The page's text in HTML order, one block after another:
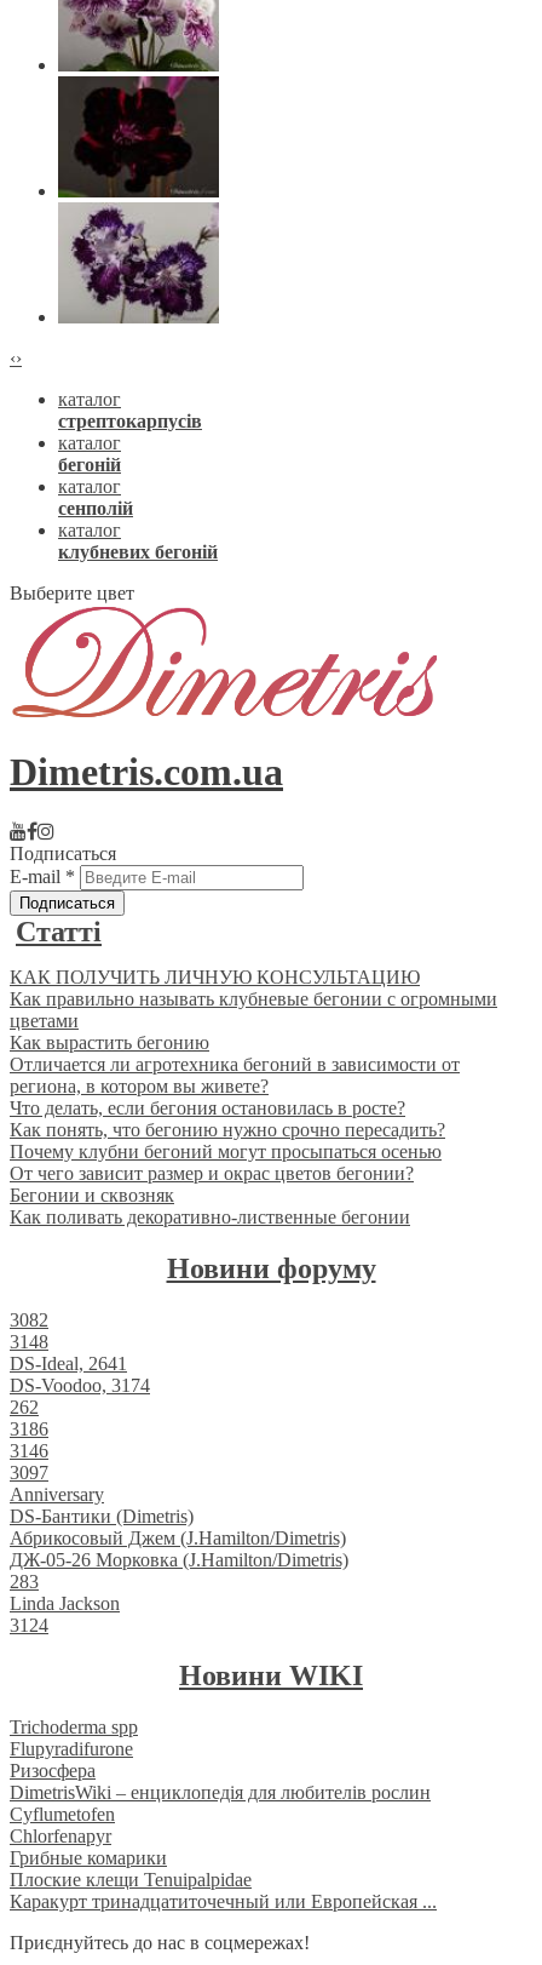
‹›
каталог
стрептокарпусів
каталог
бегоній
каталог
сенполій
каталог
клубневих бегоній
Выберите цвет
Dimetris.com.ua
Подписаться
E-mail *
Статті
КАК ПОЛУЧИТЬ ЛИЧНУЮ КОНСУЛЬТАЦИЮ
Как правильно называть клубневые бегонии с огромными
цветами
Как вырастить бегонию
Отличается ли агротехника бегоний в зависимости от
региона, в котором вы живете?
Что делать, если бегония остановилась в росте?
Как понять, что бегонию нужно срочно пересадить?
Почему клубни бегоний могут просыпаться осенью
От чего зависит размер и окрас цветов бегонии?
Бегонии и сквозняк
Как поливать декоративно-лиственные бегонии
Новини форуму
3082
3148
DS-Ideal, 2641
DS-Voodoo, 3174
262
3186
3146
3097
Anniversary
DS-Бантики (Dimetris)
Абрикосовый Джем (J.Hamilton/Dimetris)
ДЖ-05-26 Морковка (J.Hamilton/Dimetris)
283
Linda Jackson
3124
Новини WIKI
Trichoderma spp
Flupyradifurone
Ризосфера
DimetrisWiki – енциклопедія для любителів рослин
Cyflumetofen
Chlorfenapyr
Грибные комарики
Плоские клещи Tenuipalpidae
Каракурт тринадцатиточечный или Европейская ...
Приєднуйтесь до нас в соцмережах!